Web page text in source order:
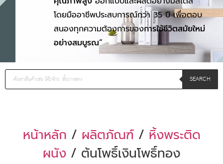
โดยมืออาชีพประสบการณ์กว่า 35 ปี เพื่อตอบ
สนองทุกความต้องการของการใช้ชีวิตสมัยใหม่
อย่างสมบูรณ”
SEARCH
หน้าหลัก / ผลิตภัณฑ์/ หิ้งพระติด
ผนัง / ต้นโพธิ์เงินโพธิ์ทอง